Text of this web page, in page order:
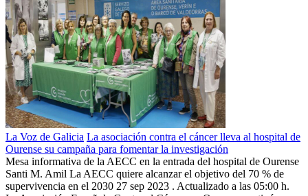
La Voz de Galicia La asociación contra el cáncer lleva al hospital de
Ourense su campaña para fomentar la investigación
Mesa informativa de la AECC en la entrada del hospital de Ourense
Santi M. Amil La AECC quiere alcanzar el objetivo del 70 % de
supervivencia en el 2030 27 sep 2023 . Actualizado a las 05:00 h.